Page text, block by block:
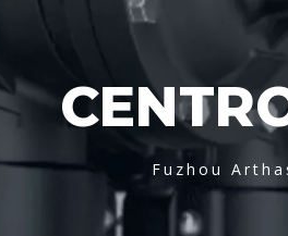
Fuzhou